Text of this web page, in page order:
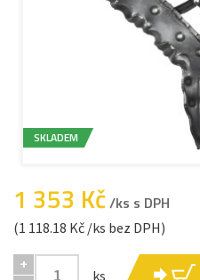
SKLADEM
1 353 Kč/ks s DPH
(1 118.18 Kč /ks bez DPH)
+
ks